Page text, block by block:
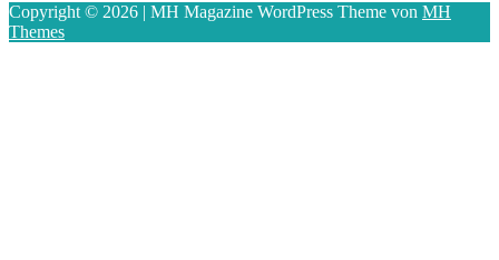
Copyright © 2026 | MH Magazine WordPress Theme von MH
Themes